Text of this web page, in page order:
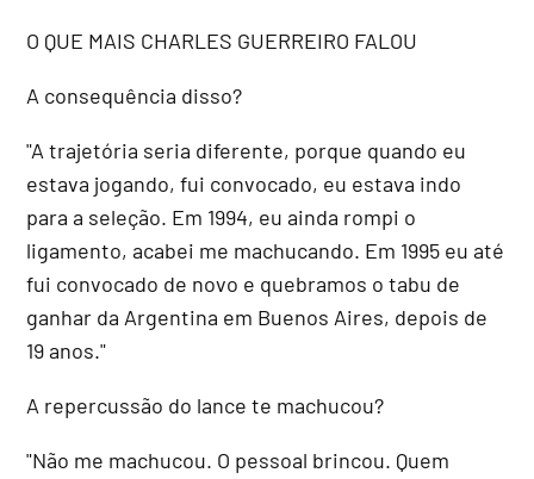
O QUE MAIS CHARLES GUERREIRO FALOU
A consequência disso?
"A trajetória seria diferente, porque quando eu
estava jogando, fui convocado, eu estava indo
para a seleção. Em 1994, eu ainda rompi o
ligamento, acabei me machucando. Em 1995 eu até
fui convocado de novo e quebramos o tabu de
ganhar da Argentina em Buenos Aires, depois de
19 anos."
A repercussão do lance te machucou?
"Não me machucou. O pessoal brincou. Quem